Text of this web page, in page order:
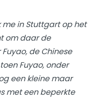
in Stuttgart op het
om daar de
de Chinese
Fuyao, onder
een kleine maar
met een beperkte